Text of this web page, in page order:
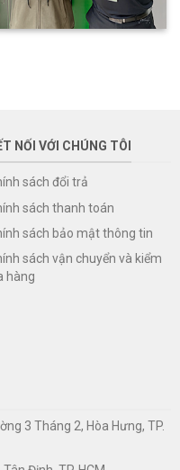
NỐI VỚI CHÚNG TÔI
sách đổi trả
sách thanh toán
sách bảo mật thông tin
sách vận chuyển và kiểm
hàng
3 Tháng 2, Hòa Hưng, TP.